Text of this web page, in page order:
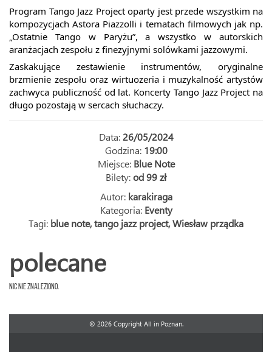
Program Tango Jazz Project oparty jest przede wszystkim na
kompozycjach Astora Piazzolli i tematach filmowych jak np.
„Ostatnie Tango w Paryżu”, a wszystko w autorskich
aranżacjach zespołu z finezyjnymi solówkami jazzowymi.
Zaskakujące zestawienie instrumentów, oryginalne
brzmienie zespołu oraz wirtuozeria i muzykalność artystów
zachwyca publiczność od lat. Koncerty Tango Jazz Project na
długo pozostają w sercach słuchaczy.
Data: 26/05/2024
Godzina: 19:00
Miejsce: Blue Note
Bilety:od 99 zł
Autor: karakiraga
Kategoria: Eventy
Tagi: blue note,tango jazz project,Wiesław prządka
polecane
Nic nie znaleziono.
© 2026 Copyright All in Poznan.